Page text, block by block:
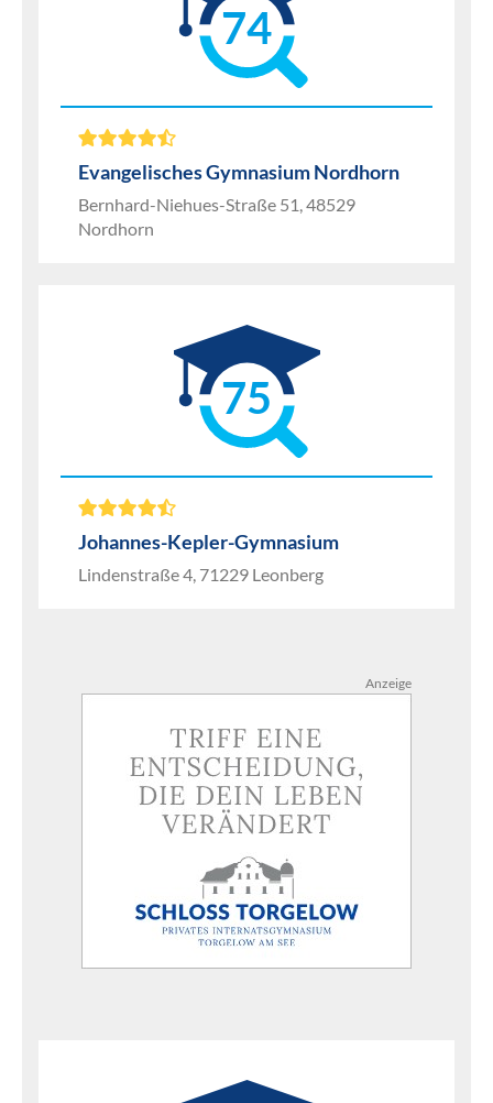
74
Evangelisches Gymnasium Nordhorn
Bernhard-Niehues-Straße 51, 48529
Nordhorn
75
Johannes-Kepler-Gymnasium
Lindenstraße 4, 71229 Leonberg
Anzeige